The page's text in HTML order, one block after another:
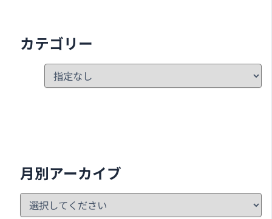
カテゴリー
月別アーカイブ